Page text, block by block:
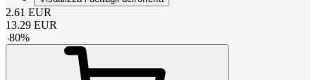
2.61 EUR
13.29 EUR
-80%